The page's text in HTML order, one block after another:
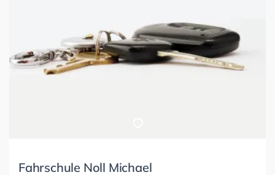
Fahrschule Noll Michael